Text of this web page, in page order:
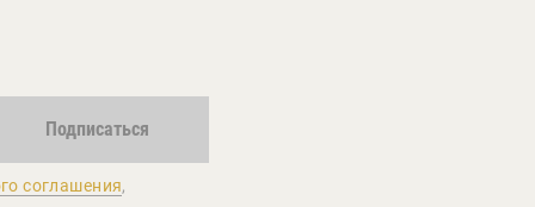
Подписаться
соглашения,